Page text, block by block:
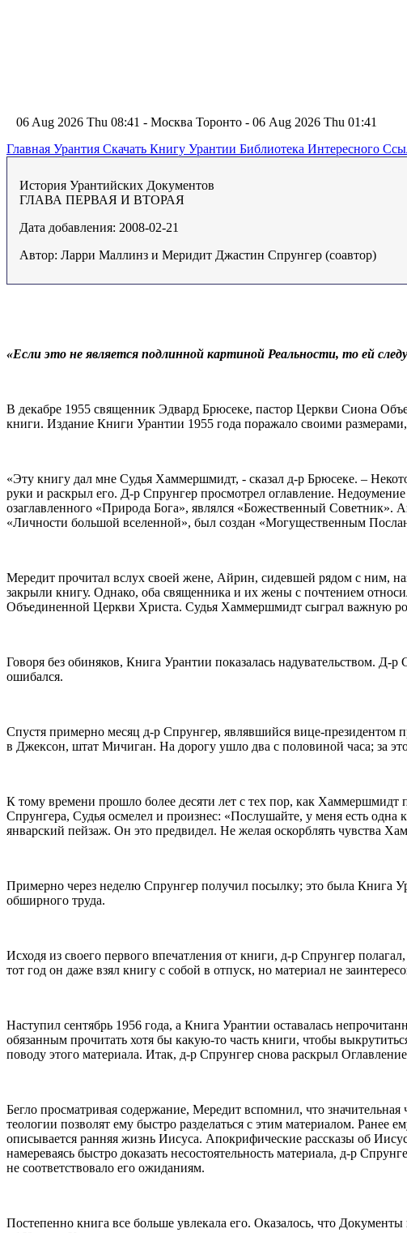
06 Aug 2026 Thu 08:41 - Москва Торонто - 06 Aug 2026 Thu 01:41
Главная Урантия Скачать Книгу Урантии Библиотека Интересного
История Урантийских Документов
ГЛАВА ПЕРВАЯ И ВТОРАЯ
Дата добавления: 2008-02-21
Автор: Ларри Маллинз и Меридит Джастин Спрунгер (соавтор)
«Если это не является подлинной картиной Реальности, то ей
В декабре 1955 священник Эдвард Брюсеке, пастор Церкви Сиона
книги. Издание Книги Урантии 1955 года поражало своими
«Эту книгу дал мне Судья Хаммершмидт, - сказал д-р Брюсеке. –
руки и раскрыл его. Д-р Спрунгер просмотрел оглавление.
озаглавленного «Природа Бога», являлся «Божественный
«Личности большой вселенной», был создан «Могущественным
Мередит прочитал вслух своей жене, Айрин, сидевшей рядом с ним,
закрыли книгу. Однако, оба священника и их жены с почтением
Объединенной Церкви Христа. Судья Хаммершмидт сыграл важную
Говоря без обиняков, Книга Урантии показалась надувательством. Д-
ошибался.
Спустя примерно месяц д-р Спрунгер, являвшийся вице-
в Джексон, штат Мичиган. На дорогу ушло два с половиной часа; за
К тому времени прошло более десяти лет с тех пор, как Хаммершмидт
Спрунгера, Судья осмелел и произнес: «Послушайте, у меня есть
январский пейзаж. Он это предвидел. Не желая оскорблять чувства
Примерно через неделю Спрунгер получил посылку; это была Книга
обширного труда.
Исходя из своего первого впечатления от книги, д-р Спрунгер
тот год он даже взял книгу с собой в отпуск, но материал не
Наступил сентябрь 1956 года, а Книга Урантии оставалась
обязанным прочитать хотя бы какую-то часть книги, чтобы
поводу этого материала. Итак, д-р Спрунгер снова раскрыл
Бегло просматривая содержание, Мередит вспомнил, что
теологии позволят ему быстро разделаться с этим материалом.
описывается ранняя жизнь Иисуса. Апокрифические рассказы об
намереваясь быстро доказать несостоятельность материала, д-р
не соответствовало его ожиданиям.
Постепенно книга все больше увлекала его. Оказалось, что